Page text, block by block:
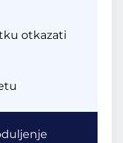
otkazati